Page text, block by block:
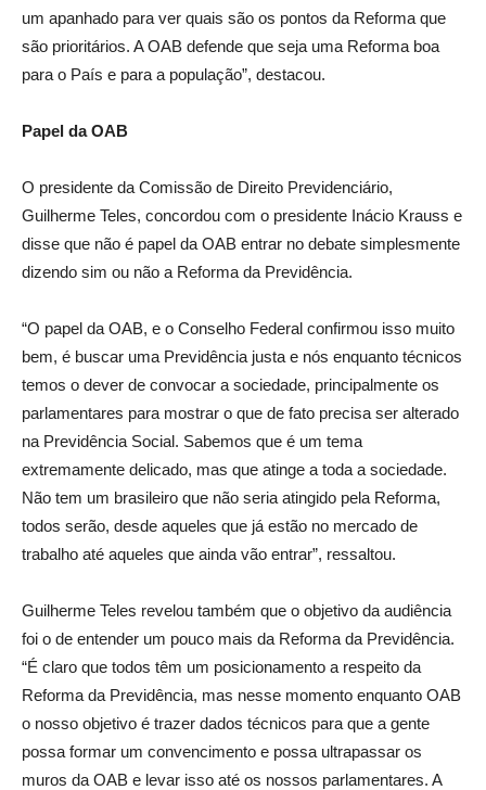
um apanhado para ver quais são os pontos da Reforma que
são prioritários. A OAB defende que seja uma Reforma boa
para o País e para a população”, destacou.
Papel da OAB
O presidente da Comissão de Direito Previdenciário,
Guilherme Teles, concordou com o presidente Inácio Krauss e
disse que não é papel da OAB entrar no debate simplesmente
dizendo sim ou não a Reforma da Previdência.
“O papel da OAB, e o Conselho Federal confirmou isso muito
bem, é buscar uma Previdência justa e nós enquanto técnicos
temos o dever de convocar a sociedade, principalmente os
parlamentares para mostrar o que de fato precisa ser alterado
na Previdência Social. Sabemos que é um tema
extremamente delicado, mas que atinge a toda a sociedade.
Não tem um brasileiro que não seria atingido pela Reforma,
todos serão, desde aqueles que já estão no mercado de
trabalho até aqueles que ainda vão entrar”, ressaltou.
Guilherme Teles revelou também que o objetivo da audiência
foi o de entender um pouco mais da Reforma da Previdência.
“É claro que todos têm um posicionamento a respeito da
Reforma da Previdência, mas nesse momento enquanto OAB
o nosso objetivo é trazer dados técnicos para que a gente
possa formar um convencimento e possa ultrapassar os
muros da OAB e levar isso até os nossos parlamentares. A